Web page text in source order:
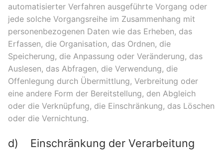
automatisierter Verfahren ausgeführte Vorgang oder
jede solche Vorgangsreihe im Zusammenhang mit
personenbezogenen Daten wie das Erheben, das
Erfassen, die Organisation, das Ordnen, die
Speicherung, die Anpassung oder Veränderung, das
Auslesen, das Abfragen, die Verwendung, die
Offenlegung durch Übermittlung, Verbreitung oder
eine andere Form der Bereitstellung, den Abgleich
oder die Verknüpfung, die Einschränkung, das Löschen
oder die Vernichtung.
d) Einschränkung der Verarbeitung